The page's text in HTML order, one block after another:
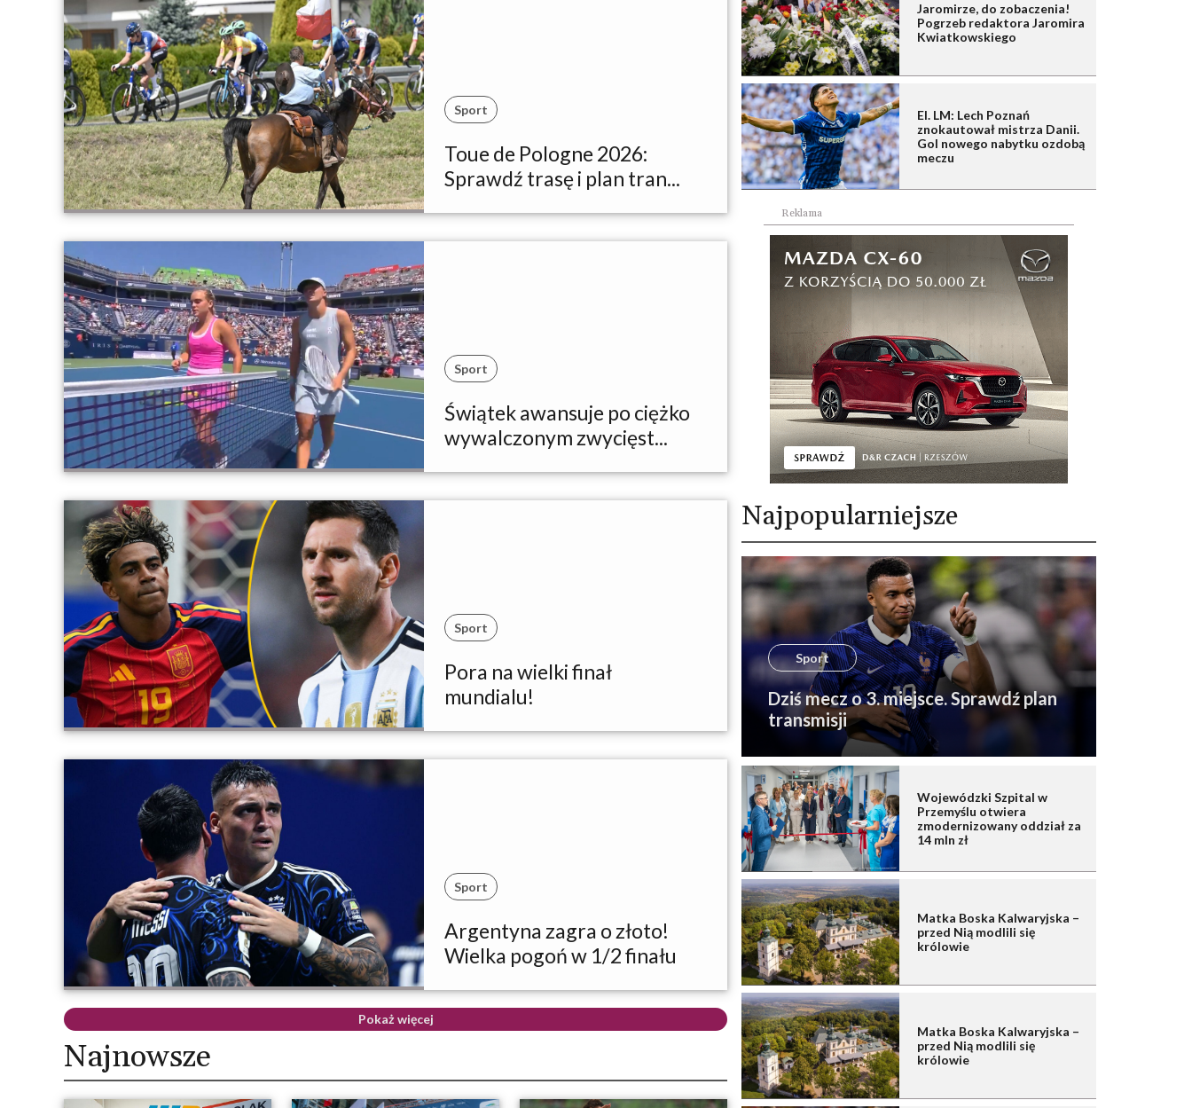
Sport
Toue de Pologne 2026:
Sprawdź trasę i plan tran...
Sport
Świątek awansuje po ciężko
wywalczonym zwycięst...
Sport
Pora na wielki finał
mundialu!
Sport
Argentyna zagra o złoto!
Wielka pogoń w 1/2 finału
Pokaż więcej
Najnowsze
Jaromirze, do zobaczenia!
Pogrzeb redaktora Jaromira
Kwiatkowskiego
El. LM: Lech Poznań
znokautował mistrza Danii.
Gol nowego nabytku ozdobą
meczu
Reklama
Najpopularniejsze
Sport
Dziś mecz o 3. miejsce. Sprawdź plan
transmisji
Wojewódzki Szpital w
Przemyślu otwiera
zmodernizowany oddział za
14 mln zł
Matka Boska Kalwaryjska –
przed Nią modlili się
królowie
Matka Boska Kalwaryjska –
przed Nią modlili się
królowie